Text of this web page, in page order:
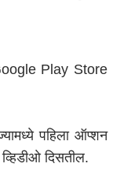
Google Play Store
पहिला ऑप्शन
दिसतील.